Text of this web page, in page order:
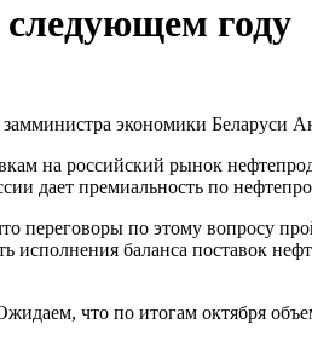
году
экономики Беларуси
на российский рынок
дает премиальность по
переговоры по этому вопросу
баланса поставок
что по итогам октября